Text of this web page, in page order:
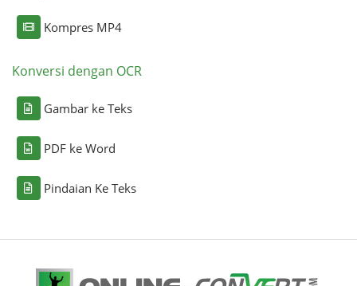
Kompres MP4
Konversi dengan OCR
Gambar ke Teks
PDF ke Word
Pindaian Ke Teks